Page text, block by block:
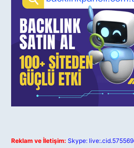
Reklam ve İletişim: Skype: